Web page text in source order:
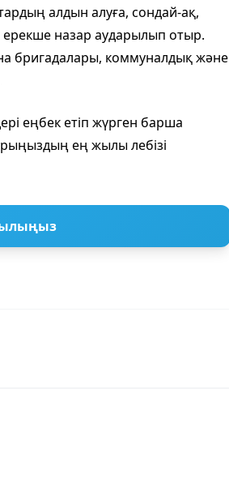
алдын алуға, сондай-ақ,
ерекше назар аударылып отыр.
бригадалары, коммуналдық және
еңбек етіп жүрген барша
ең жылы лебізі